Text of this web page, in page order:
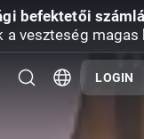
befektetői
a veszteség
LOGIN